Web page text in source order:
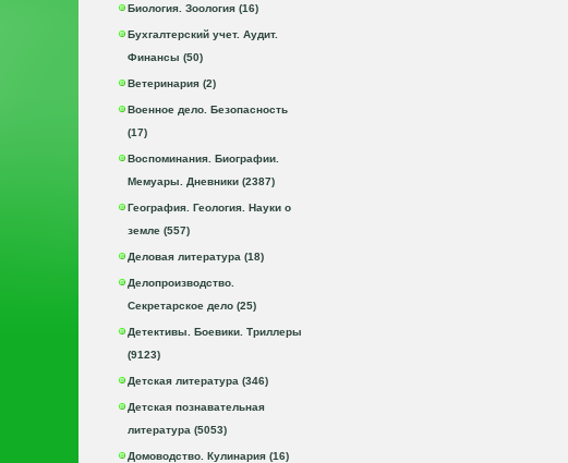
Биология. Зоология (16)
Бухгалтерский учет. Аудит.
Финансы (50)
Ветеринария (2)
Военное дело. Безопасность
(17)
Воспоминания. Биографии.
Мемуары. Дневники (2387)
География. Геология. Науки о
земле (557)
Деловая литература (18)
Делопроизводство.
Секретарское дело (25)
Детективы. Боевики. Триллеры
(9123)
Детская литература (346)
Детская познавательная
литература (5053)
Домоводство. Кулинария (16)